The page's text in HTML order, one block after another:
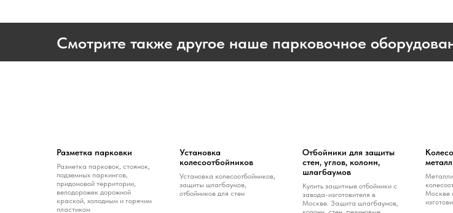
Смотрите также другое наше парковочное
Разметка парковки
Разметка парковок, стоянок,
подземных паркингов,
придомовой территории,
велодорожек дорожной
краской, холодным и горячим
пластиком
Установка
колесоотбойников
Установка колесоотбойников,
защиты шлагбаумов,
отбойников для стен
Отбойники для защиты
стен, углов, колонн,
шлагбаумов
Купить защитные отбойники с
завода-изготовителя в
Москве. Защита шлагбаумов,
Москве